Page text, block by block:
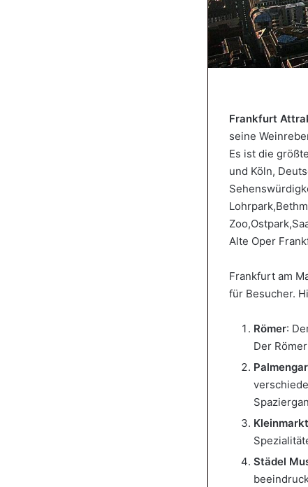
Frankfurt
seine
Es ist die
und Köln,
Alte Oper
Frankfurt am
für Besucher.
Römer:
Der
Städel